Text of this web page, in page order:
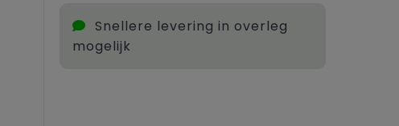
Snellere levering in overleg
mogelijk